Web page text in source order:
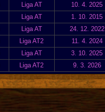
Liga AT 10. 4. 2025
Liga AT 1. 10. 2015
Liga AT 24. 12. 2022
Liga AT2 11. 4. 2024
Liga AT 3. 10. 2025
Liga AT2 9. 3. 2026